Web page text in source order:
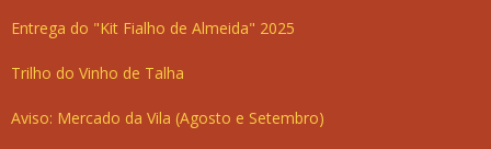
Entrega do "Kit Fialho de Almeida" 2025
Trilho do Vinho de Talha
Aviso: Mercado da Vila (Agosto e Setembro)